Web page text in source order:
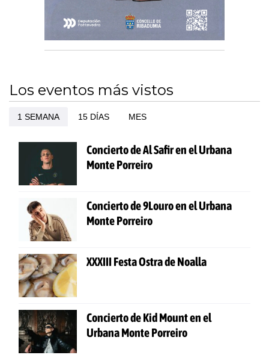
Los eventos más vistos
1 SEMANA 15 DÍAS MES
Concierto de Al Safir en el Urbana
Monte Porreiro
Concierto de 9Louro en el Urbana
Monte Porreiro
XXXIII Festa Ostra de Noalla
Concierto de Kid Mount en el
Urbana Monte Porreiro